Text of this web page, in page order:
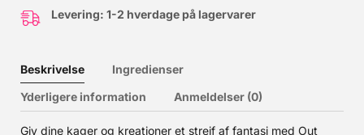
Levering: 1-2 hverdage på lagervarer
Beskrivelse
Ingredienser
Yderligere information
Anmeldelser (0)
Giv dine kager og kreationer et strejf af fantasi med Out